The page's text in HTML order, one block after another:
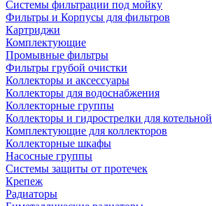
Системы фильтрации под мойку
Фильтры и Корпусы для фильтров
Картриджи
Комплектующие
Промывные фильтры
Фильтры грубой очистки
Коллекторы и аксессуары
Коллекторы для водоснабжения
Коллекторные группы
Коллекторы и гидрострелки для котельной
Комплектующие для коллекторов
Коллекторные шкафы
Насосные группы
Системы защиты от протечек
Крепеж
Радиаторы